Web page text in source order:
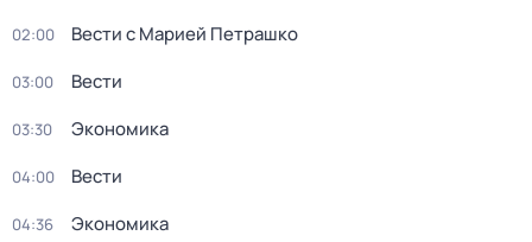
02:00 Вести с Марией Петрашко
03:00 Вести
03:30 Экономика
04:00 Вести
04:36 Экономика